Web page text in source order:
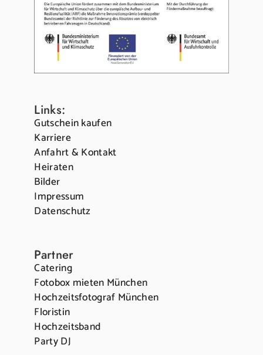
Links:
Gutschein kaufen
Karriere
Anfahrt & Kontakt
Heiraten
Bilder
Impressum
Datenschutz
Partner
Catering
Fotobox mieten München
Hochzeitsfotograf München
Floristin
Hochzeitsband
Party DJ